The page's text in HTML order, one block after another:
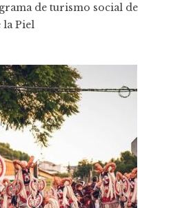
de turismo social de
la Piel